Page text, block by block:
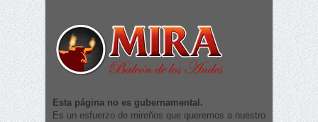
Esta página no es gubernamental.
Es un esfuerzo de mireños que queremos a nuestro